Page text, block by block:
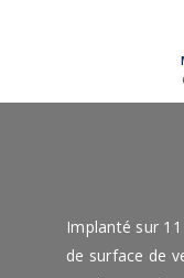
Implanté sur
de surface de